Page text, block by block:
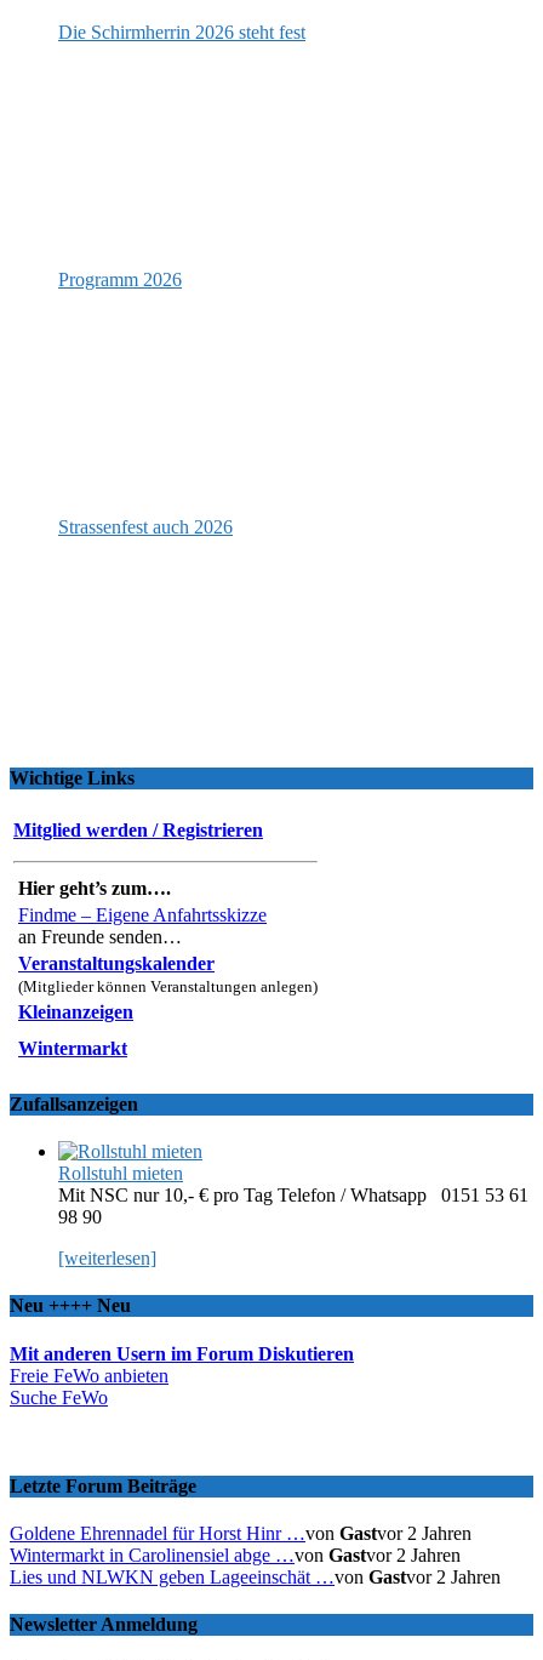
Die Schirmherrin 2026 steht fest
Programm 2026
Strassenfest auch 2026
Wichtige Links
Mitglied werden / Registrieren
Hier geht’s zum….
Findme – Eigene Anfahrtsskizze
an Freunde senden…
Veranstaltungskalender
(Mitglieder können Veranstaltungen anlegen)
Kleinanzeigen
Wintermarkt
Zufallsanzeigen
Rollstuhl mieten
Mit NSC nur 10,- € pro Tag Telefon / Whatsapp 0151 53 61
98 90
[weiterlesen]
Neu ++++ Neu
Mit anderen Usern im Forum Diskutieren
Freie FeWo anbieten
Suche FeWo
Letzte Forum Beiträge
Goldene Ehrennadel für Horst Hinr …von Gastvor 2 Jahren
Wintermarkt in Carolinensiel abge …von Gastvor 2 Jahren
Lies und NLWKN geben Lageeinschät …von Gastvor 2 Jahren
Newsletter Anmeldung